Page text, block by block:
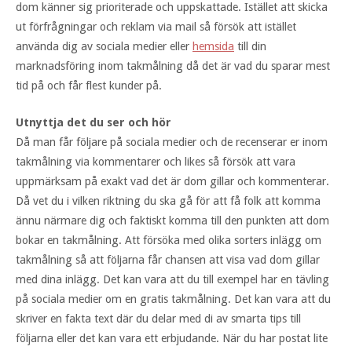
dom känner sig prioriterade och uppskattade. Istället att skicka
ut förfrågningar och reklam via mail så försök att istället
använda dig av sociala medier eller hemsida till din
marknadsföring inom takmålning då det är vad du sparar mest
tid på och får flest kunder på.
Utnyttja det du ser och hör
Då man får följare på sociala medier och de recenserar er inom
takmålning via kommentarer och likes så försök att vara
uppmärksam på exakt vad det är dom gillar och kommenterar.
Då vet du i vilken riktning du ska gå för att få folk att komma
ännu närmare dig och faktiskt komma till den punkten att dom
bokar en takmålning. Att försöka med olika sorters inlägg om
takmålning så att följarna får chansen att visa vad dom gillar
med dina inlägg. Det kan vara att du till exempel har en tävling
på sociala medier om en gratis takmålning. Det kan vara att du
skriver en fakta text där du delar med di av smarta tips till
följarna eller det kan vara ett erbjudande. När du har postat lite